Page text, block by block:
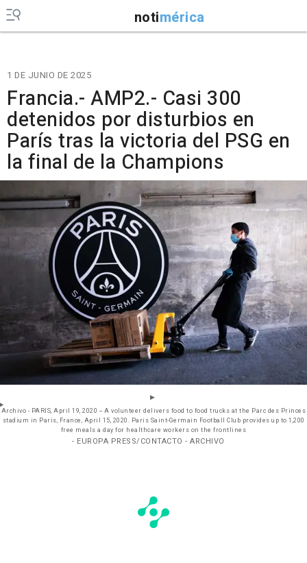
notimérica
1 DE JUNIO DE 2025
Francia.- AMP2.- Casi 300
detenidos por disturbios en
París tras la victoria del PSG en
la final de la Champions
Archivo - PARIS, April 19, 2020 -- A volunteer delivers food to food trucks at the Parc des Princes
stadium in Paris, France, April 15, 2020. Paris Saint-Germain Football Club provides up to 1,200
free meals a day for healthcare workers on the frontlines
- EUROPA PRESS/CONTACTO - ARCHIVO